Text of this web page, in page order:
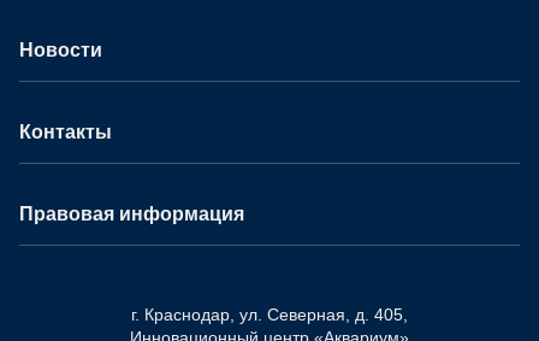
Новости
Контакты
Правовая информация
г. Краснодар, ул. Северная, д. 405,